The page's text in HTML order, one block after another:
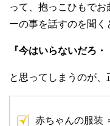
って、抱っこひもで
ーの事を話すのを聞く
『今はいらないだろ・
と思ってしまうのが
赤ちゃんの服装